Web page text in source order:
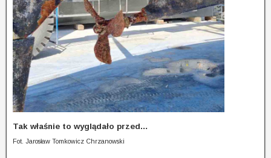
Tak właśnie to wyglądało przed…
Fot. Jarosław Tomkowicz Chrzanowski